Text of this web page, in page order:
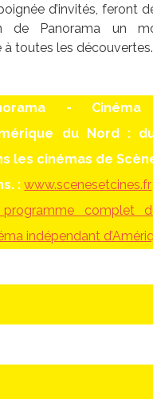
d’invités, feront
de Panorama un
à toutes les découvertes.
- Cinéma
du Nord :
les cinémas de
:www.scenesetcines.fr
complet
indépendant